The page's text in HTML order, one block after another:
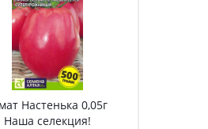
Настенька 0,05г
Наша селекция!